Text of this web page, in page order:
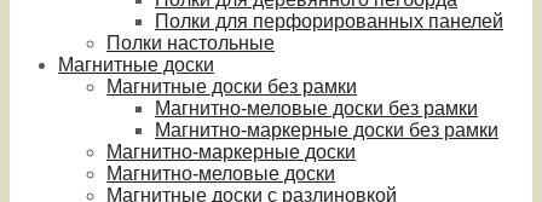
Полки для перфорированных панелей
Полки настольные
Магнитные доски
Магнитные доски без рамки
Магнитно-меловые доски без рамки
Магнитно-маркерные доски без рамки
Магнитно-маркерные доски
Магнитно-меловые доски
Магнитные доски с разлиновкой